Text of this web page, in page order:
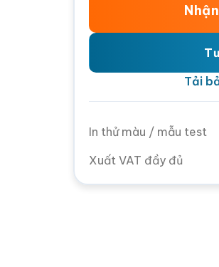
Tải
In thử màu / mẫu test
Xuất VAT đầy đủ